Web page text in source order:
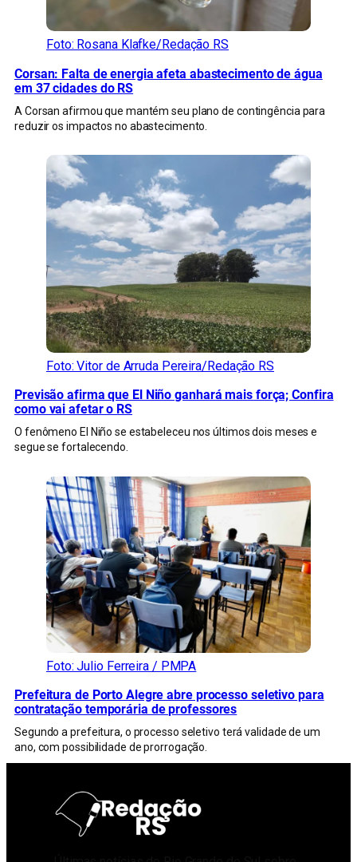
Foto: Rosana Klafke/Redação RS
Corsan: Falta de energia afeta abastecimento de água
em 37 cidades do RS
A Corsan afirmou que mantém seu plano de contingência para
reduzir os impactos no abastecimento.
Foto: Vitor de Arruda Pereira/Redação RS
Previsão afirma que El Niño ganhará mais força; Confira
como vai afetar o RS
O fenômeno El Niño se estabeleceu nos últimos dois meses e
segue se fortalecendo.
Foto: Julio Ferreira / PMPA
Prefeitura de Porto Alegre abre processo seletivo para
contratação temporária de professores
Segundo a prefeitura, o processo seletivo terá validade de um
ano, com possibilidade de prorrogação.